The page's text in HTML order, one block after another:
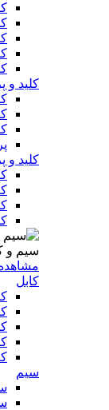
کلید و
کلید و
سیم و
کابل
سیم